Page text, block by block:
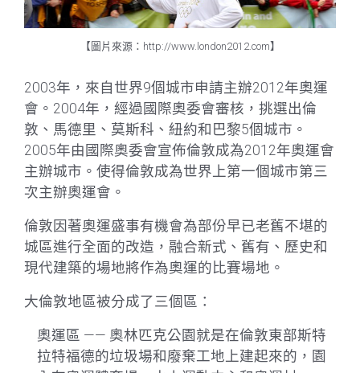
【圖片來源：http://www.london2012.com】
2003年，來自世界9個城市申請主辦2012年奧運
會。2004年，經過國際奧委會審核，挑選出倫
敦、馬德里、莫斯科、紐約和巴黎5個城市。
2005年由國際奧委會宣佈倫敦成為2012年奧運會
主辦城市。使得倫敦成為世界上第一個城市第三
次主辦奧運會。
倫敦因著奧運盛事有機會為部份早已老舊不堪的
城區進行全面的改造，融合新式、舊有、歷史和
現代建築的場地將作為奧運的比賽場地。
大倫敦地區被分成了三個區：
奧運區 —— 奧林匹克公園就是在倫敦東部斯特
拉特福德的垃圾場和廢棄工地上建起來的，園